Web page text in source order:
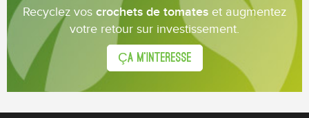
Recyclez vos crochets de tomates et augmentez
votre retour sur investissement.
ÇA M’INTERESSE